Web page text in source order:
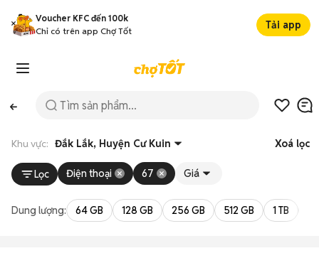
Voucher KFC đến 100k
Chỉ có trên app Chợ Tốt
Tải app
Khu vực: Đắk Lắk, Huyện Cư Kuin Xoá lọc
Lọc Điện thoại 67 Giá
Dung lượng: 64 GB 128 GB 256 GB 512 GB 1 TB